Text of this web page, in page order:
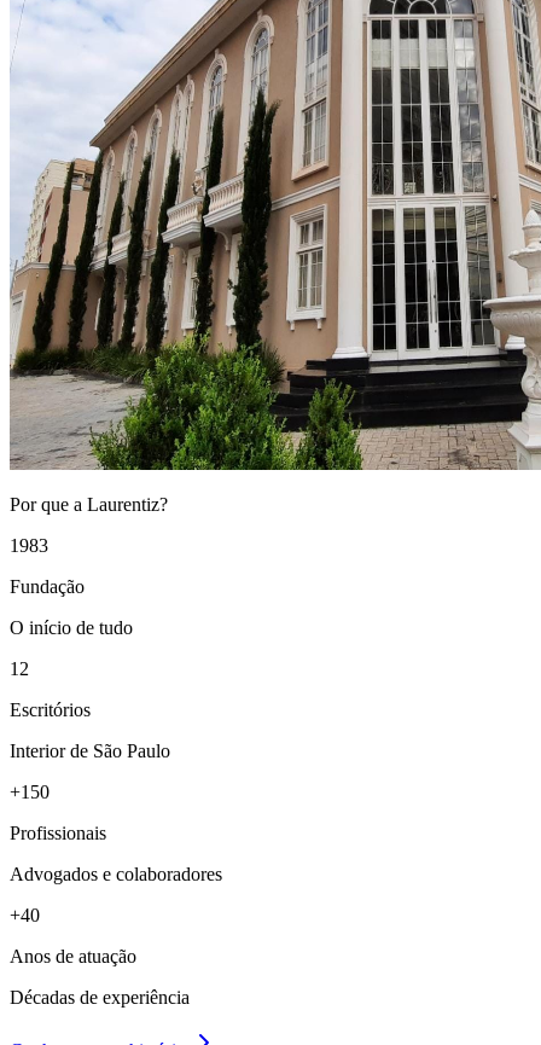
Por que a Laurentiz?
1983
Fundação
O início de tudo
12
Escritórios
Interior de São Paulo
+150
Profissionais
Advogados e colaboradores
+40
Anos de atuação
Décadas de experiência